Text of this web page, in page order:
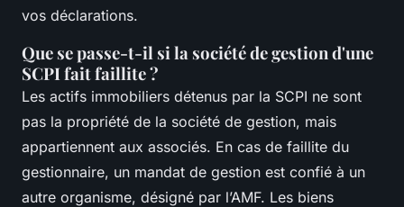
vos déclarations.
Que se passe-t-il si la société de gestion d'une
SCPI fait faillite ?
Les actifs immobiliers détenus par la SCPI ne sont
pas la propriété de la société de gestion, mais
appartiennent aux associés. En cas de faillite du
gestionnaire, un mandat de gestion est confié à un
autre organisme, désigné par l’AMF. Les biens